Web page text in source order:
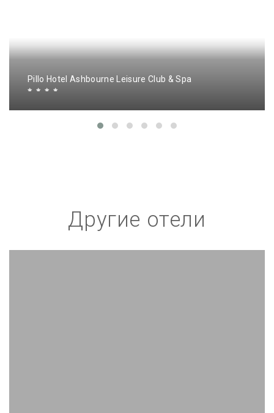
Pillo Hotel Ashbourne Leisure Club & Spa
Другие отели